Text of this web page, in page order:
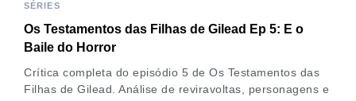
SÉRIES
Os Testamentos das Filhas de Gilead Ep 5: E o
Baile do Horror
Crítica completa do episódio 5 de Os Testamentos das
Filhas de Gilead. Análise de reviravoltas, personagens e